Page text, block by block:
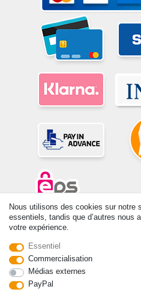
© Copyright 2026 | Tous droits réservés. -
prix indiqués par le Vendeur au moment
en Euros TTC. Les conditions
Nous utilisons des cookies sur notre
essentiels, tandis que d’autres nous
votre expérience.
Essentiel
Commercialisation
Médias externes
PayPal
Rétracter le contrat ici